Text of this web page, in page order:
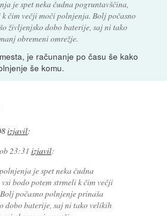
je spet neka čudna pogruntavščina,
k čim večji moči polnjenja. Bolj počasno
življenjsko dobo baterije, saj ni tako
obremeni omrežje.
je računanje po času še kako
še komu.
izjavil:
23:31 izjavil:
je spet neka čudna
bodo potem strmeli k čim večji
počasno polnjenje prinaša
dobo baterije, saj ni tako velikih